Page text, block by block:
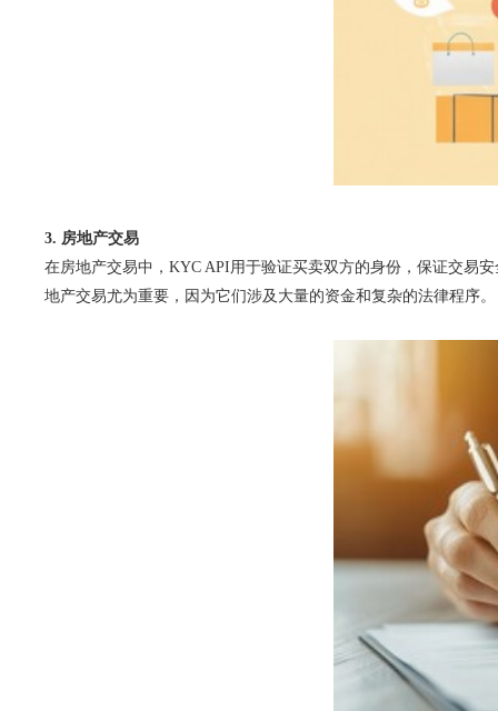
3. 房地产交易
在房地产交易中，KYC API用于验证买卖双方的身份，保证交易
地产交易尤为重要，因为它们涉及大量的资金和复杂的法律程序。